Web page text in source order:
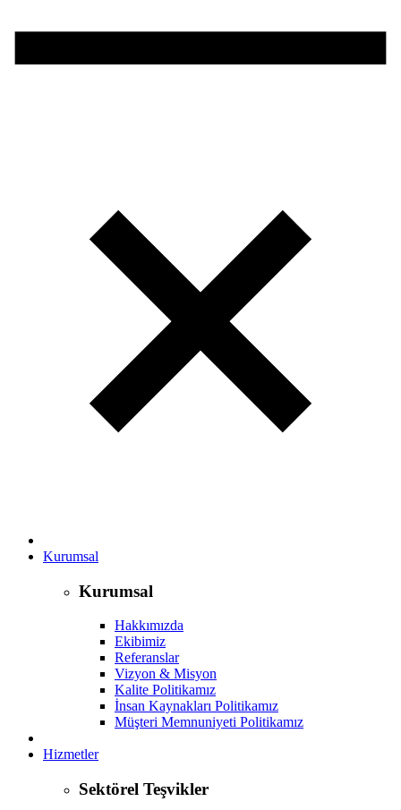
Kurumsal
Kurumsal
Hakkımızda
Ekibimiz
Referanslar
Vizyon & Misyon
Kalite Politikamız
İnsan Kaynakları Politikamız
Müşteri Memnuniyeti Politikamız
Hizmetler
Sektörel Teşvikler